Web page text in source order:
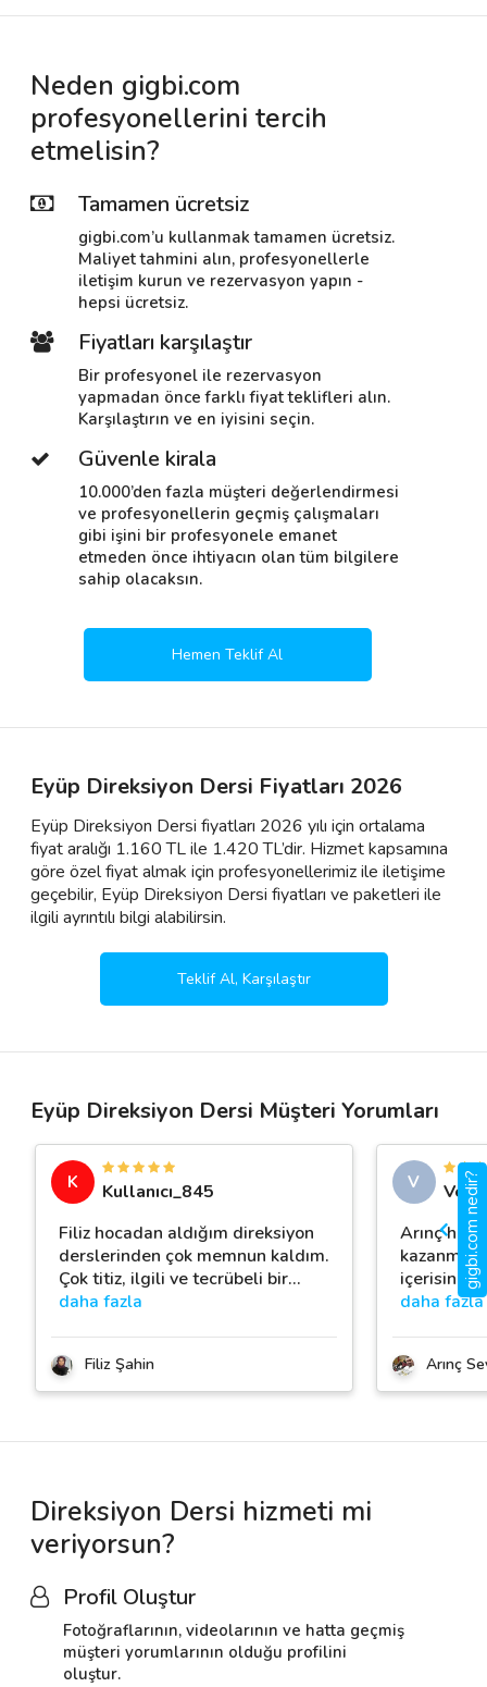
Neden gigbi.com
profesyonellerini tercih
etmelisin?
Tamamen ücretsiz
gigbi.com’u kullanmak tamamen ücretsiz.
Maliyet tahmini alın, profesyonellerle
iletişim kurun ve rezervasyon yapın -
hepsi ücretsiz.
Fiyatları karşılaştır
Bir profesyonel ile rezervasyon
yapmadan önce farklı fiyat teklifleri alın.
Karşılaştırın ve en iyisini seçin.
Güvenle kirala
10.000’den fazla müşteri değerlendirmesi
ve profesyonellerin geçmiş çalışmaları
gibi işini bir profesyonele emanet
etmeden önce ihtiyacın olan tüm bilgilere
sahip olacaksın.
Hemen Teklif Al
Eyüp Direksiyon Dersi Fiyatları 2026
Eyüp Direksiyon Dersi fiyatları 2026 yılı için ortalama
fiyat aralığı 1.160 TL ile 1.420 TL’dir. Hizmet kapsamına
göre özel fiyat almak için profesyonellerimiz ile iletişime
geçebilir, Eyüp Direksiyon Dersi fiyatları ve paketleri ile
ilgili ayrıntılı bilgi alabilirsin.
Teklif Al, Karşılaştır
Eyüp Direksiyon Dersi Müşteri Yorumları
K
Kullanıcı_845
Filiz hocadan aldığım direksiyon
derslerinden çok memnun kaldım.
Çok titiz, ilgili ve tecrübeli bir…
daha fazla
Filiz Şahin
V
Arınç
kazanmak
daha fazla
Arınç
Direksiyon Dersi hizmeti mi
veriyorsun?
Profil Oluştur
Fotoğraflarının, videolarının ve hatta geçmiş
müşteri yorumlarının olduğu profilini
oluştur.
gigbi.com nedir?